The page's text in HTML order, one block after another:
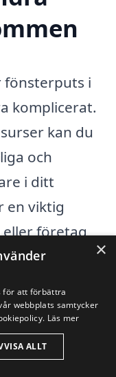
i
komplicerat.
kan du
och
i ditt
en viktig
företag
in i
fråga om
underhållet
×
för att förbättra
webbplats samtycker
Läs mer
ALLT